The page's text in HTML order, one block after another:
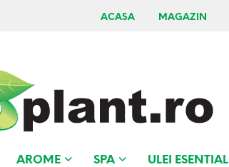
ACASA MAGAZIN
AROME SPA ULEI ESENTIAL